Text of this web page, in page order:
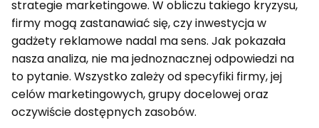
strategie marketingowe. W obliczu takiego kryzysu,
firmy mogą zastanawiać się, czy inwestycja w
gadżety reklamowe nadal ma sens. Jak pokazała
nasza analiza, nie ma jednoznacznej odpowiedzi na
to pytanie. Wszystko zależy od specyfiki firmy, jej
celów marketingowych, grupy docelowej oraz
oczywiście dostępnych zasobów.